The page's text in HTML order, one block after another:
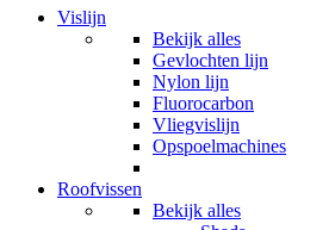
Vislijn
Bekijk alles
Gevlochten lijn
Nylon lijn
Fluorocarbon
Vliegvislijn
Opspoelmachines
Roofvissen
Bekijk alles